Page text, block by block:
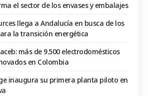
el sector de los envases y embalajes
llega a Andalucía en busca de los
la transición energética
más de 9.500 electrodomésticos
en Colombia
inaugura su primera planta piloto en